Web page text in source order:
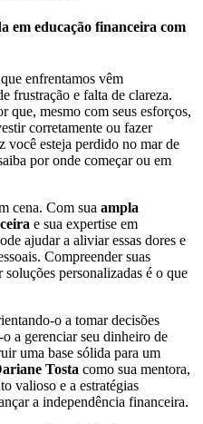
em educação financeira com
enfrentamos vêm
frustração e falta de clareza.
que, mesmo com seus esforços,
corretamente ou fazer
você esteja perdido no mar de
por onde começar ou em
cena. Com sua ampla
e sua expertise em
ajudar a aliviar essas dores e
Compreender suas
soluções personalizadas é o que
o a tomar decisões
a gerenciar seu dinheiro de
uma base sólida para um
Tosta como sua mentora,
valioso e a estratégias
a independência financeira.